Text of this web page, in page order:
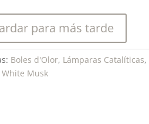
para más tarde
Boles d'Olor, Lámparas Catalíticas,
White Musk